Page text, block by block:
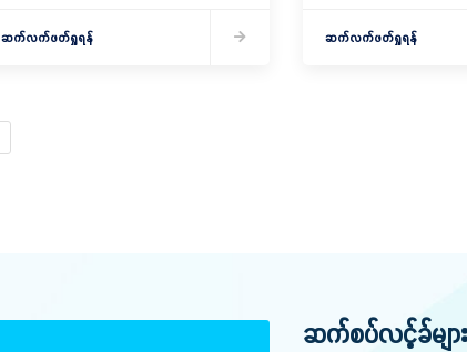
ဆက်လက်ဖတ်ရှုရန် ဆက်လက်ဖတ်ရှုရန်
ဆက်စပ်လင့်ခ်များ